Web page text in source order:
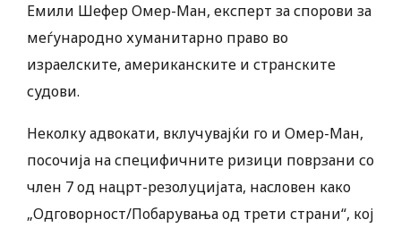
Емили Шефер Омер-Ман, експерт за спорови за
меѓународно хуманитарно право во
израелските, американските и странските
судови.
Неколку адвокати, вклучувајќи го и Омер-Ман,
посочија на специфичните ризици поврзани со
член 7 од нацрт-резолуцијата, насловен како
„Одговорност/Побарувања од трети страни“, кој